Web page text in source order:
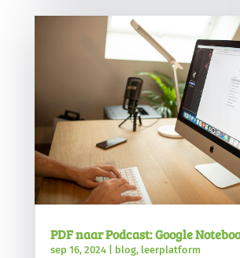
PDF naar Podcast: Google
sep 16, 2024| blog, leerplatform